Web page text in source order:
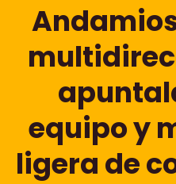
equipo y
ligera de